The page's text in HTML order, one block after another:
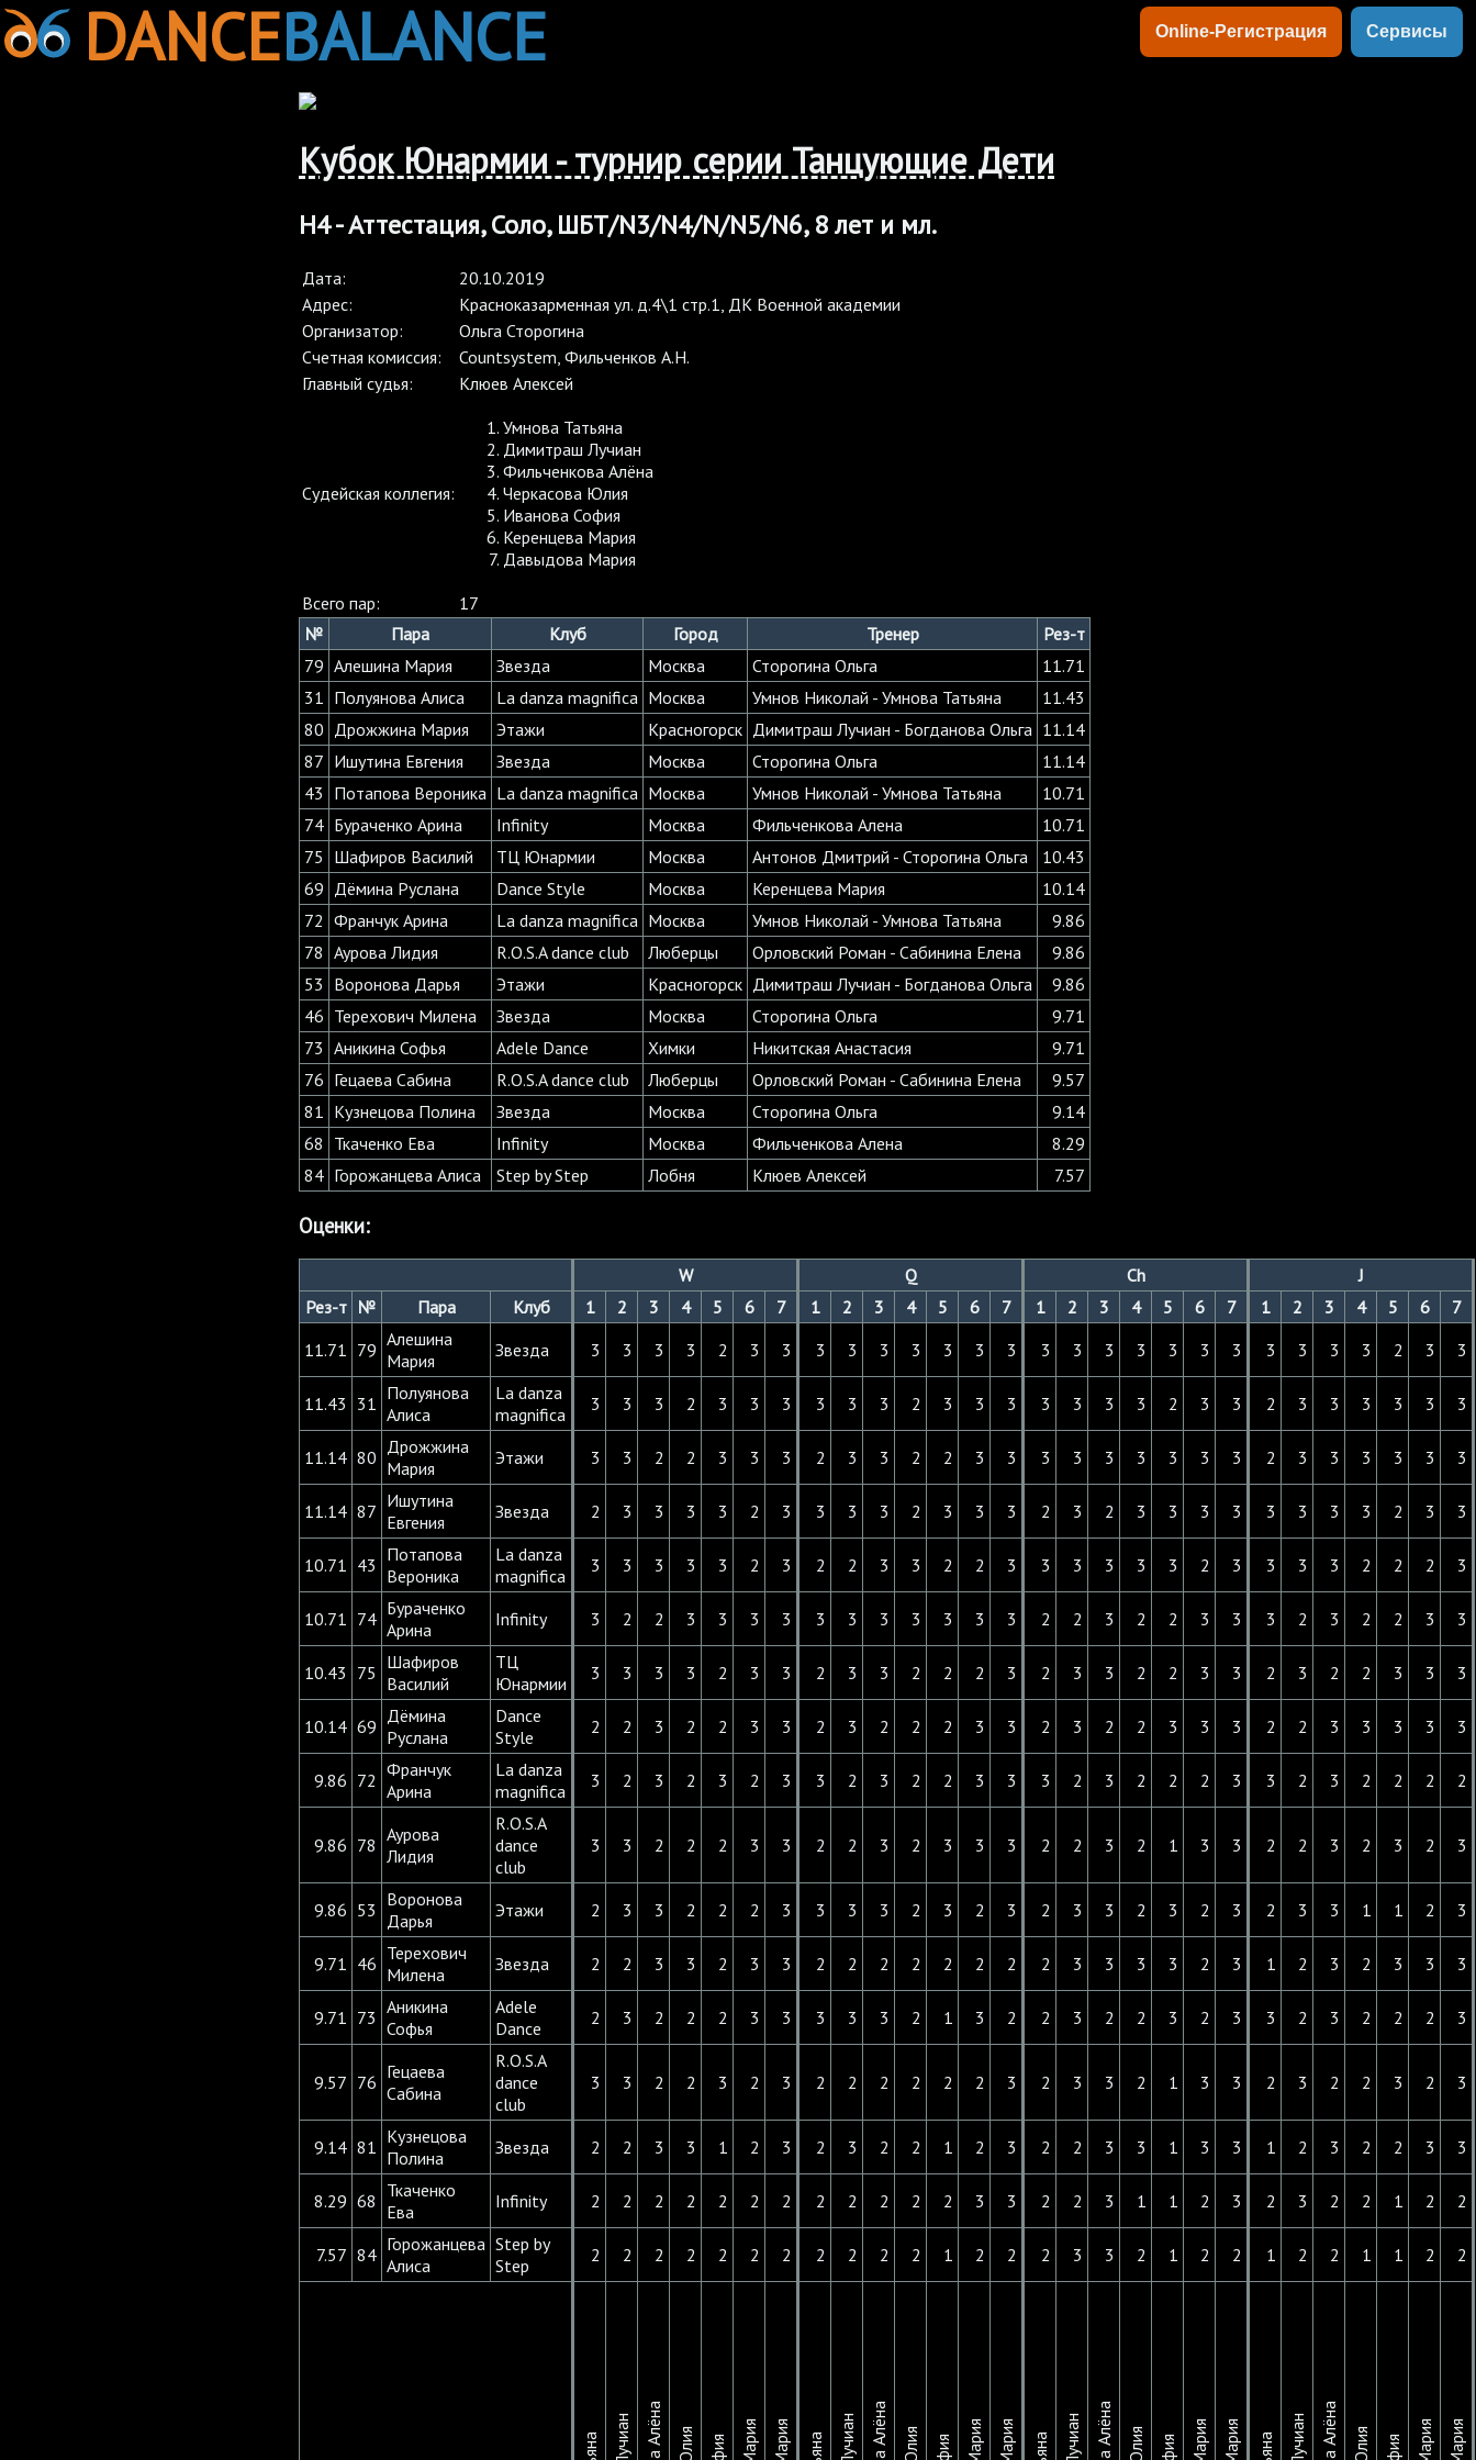
DANCEBALANCE Online-Регистрация Сервисы
Кубок Юнармии - турнир серии Танцующие Дети
Н4 - Аттестация, Соло, ШБТ/N3/N4/N/N5/N6, 8 лет и мл.
Дата:
20.10.2019
Адрес:
Красноказарменная ул. д.4\1 стр.1, ДК Военной академии
Организатор:
Ольга Сторогина
Cчетная комиссия:
Countsystem, Фильченков А.Н.
Главный судья:
Клюев Алексей
Судейская коллегия:
Умнова Татьяна
Димитраш Лучиан
Фильченкова Алёна
Черкасова Юлия
Иванова София
Керенцева Мария
Давыдова Мария
Всего пар:
17
№
Пара Клуб Город Тренер
Рез-т
79 Алешина Мария Звезда Москва Сторогина Ольга
11.71
31 Полуянова Алиса La danza magnifica Москва Умнов Николай - Умнова Татьяна
11.43
80 Дрожжина Мария Этажи Красногорск Димитраш Лучиан - Богданова Ольга 11.14
87 Ишутина Евгения Звезда Москва Сторогина Ольга
11.14
43 Потапова Вероника La danza magnifica Москва Умнов Николай - Умнова Татьяна
10.71
74 Бураченко Арина Infinity Москва Фильченкова Алена
10.71
75 Шафиров Василий ТЦ Юнармии Москва Антонов Дмитрий - Сторогина Ольга
10.43
69 Дёмина Руслана Dance Style Москва Керенцева Мария
10.14
72 Франчук Арина La danza magnifica Москва Умнов Николай - Умнова Татьяна
9.86
78 Аурова Лидия R.O.S.A dance club Люберцы Орловский Роман - Сабинина Елена
9.86
53 Воронова Дарья Этажи Красногорск Димитраш Лучиан - Богданова Ольга
9.86
46 Терехович Милена Звезда Москва Сторогина Ольга
9.71
73 Аникина Софья Adele Dance Химки Никитская Анастасия
9.71
76 Гецаева Сабина R.O.S.A dance club Люберцы Орловский Роман - Сабинина Елена
9.57
81 Кузнецова Полина Звезда Москва Сторогина Ольга
9.14
68 Ткаченко Ева Infinity Москва Фильченкова Алена
8.29
84 Горожанцева Алиса Step by Step Лобня Клюев Алексей 7.57
Оценки:
W Q Ch
J
Рез-т № Пара Клуб 1 2 3 4 5 6 7 1 2 3 4 5 6 7 1 2 3 4 5 6 7 1 2 3 4 5 6
7
11.71 79 Алешина
Мария
Звезда 3 3 3 3 2 3 3 3 3 3 3 3 3 3 3 3 3 3 3 3 3 3 3 3 3 2 3 3
11.43 31 Полуянова
Алиса
La danza
magnifica
3 3 3 2 3 3 3 3 3 3 2 3 3 3 3 3 3 3 2 3 3 2 3 3 3 3 3 3
11.14 80 Дрожжина
Мария
Этажи 3 3 2 2 3 3 3 2 3 3 2 2 3 3 3 3 3 3 3 3 3 2 3 3 3 3 3 3
11.14 87 Ишутина
Евгения
Звезда 2 3 3 3 3 2 3 3 3 3 2 3 3 3 2 3 2 3 3 3 3 3 3 3 3 2 3 3
10.71 43 Потапова
Вероника
La danza
magnifica
3 3 3 3 3 2 3 2 2 3 3 2 2 3 3 3 3 3 3 2 3 3 3 3 2 2 2 3
10.71 74 Бураченко
Арина
Infinity 3 2 2 3 3 3 3 3 3 3 3 3 3 3 2 2 3 2 2 3 3 3 2 3 2 2 3 3
10.43 75 Шафиров
Василий
ТЦ
Юнармии
3 3 3 3 2 3 3 2 3 3 2 2 2 3 2 3 3 2 2 3 3 2 3 2 2 3 3 3
10.14 69 Дёмина
Руслана
Dance
Style
2 2 3 2 2 3 3 2 3 2 2 2 3 3 2 3 2 2 3 3 3 2 2 3 3 3 3 3
9.86 72 Франчук
Арина
La danza
magnifica
3 2 3 2 3 2 3 3 2 3 2 2 3 3 3 2 3 2 2 2 3 3 2 3 2 2 2 2
9.86 78 Аурова
Лидия
R.O.S.A
dance
club
3 3 2 2 2 3 3 2 2 3 2 3 3 3 2 2 3 2 1 3 3 2 2 3 2 3 2 3
9.86 53 Воронова
Дарья
Этажи 2 3 3 2 2 2 3 3 3 3 2 3 2 3 2 3 3 2 3 2 3 2 3 3 1 1 2 3
9.71 46 Терехович
Милена
Звезда 2 2 3 3 2 3 3 2 2 2 2 2 2 2 2 3 3 3 3 2 3 1 2 3 2 3 3 3
9.71 73 Аникина
Софья
Adele
Dance
2 3 2 2 2 3 3 3 3 3 2 1 3 2 2 3 2 2 3 2 3 3 2 3 2 2 2 3
9.57 76 Гецаева
Сабина
R.O.S.A
dance
club
3 3 2 2 3 2 3 2 2 2 2 2 2 3 2 3 3 2 1 3 3 2 3 2 2 3 2 3
9.14 81 Кузнецова
Полина
Звезда 2 2 3 3 1 2 3 2 3 2 2 1 2 3 2 2 3 3 1 3 3 1 2 3 2 2 3 3
8.29 68 Ткаченко
Ева
Infinity 2 2 2 2 2 2 2 2 2 2 2 2 3 3 2 2 3 1 1 2 3 2 3 2 2 1 2 2
7.57 84 Горожанцева
Алиса
Step by
Step
2 2 2 2 2 2 2 2 2 2 2 1 2 2 2 3 3 2 1 2 2 1 2 2 1 1 2 2